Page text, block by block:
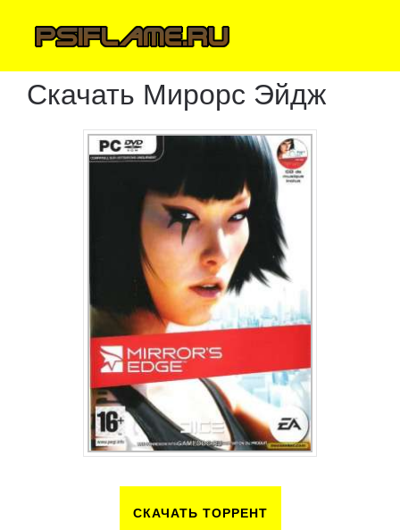
Скачать Мирорс Эйдж
СКАЧАТЬ ТОРРЕНТ